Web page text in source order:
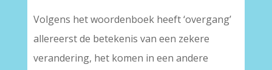
Volgens het woordenboek heeft ‘overgang’
allereerst de betekenis van een zekere
verandering, het komen in een andere